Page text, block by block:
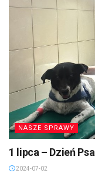
NASZE SPRAWY
1 lipca – Dzień Psa
2024-07-02